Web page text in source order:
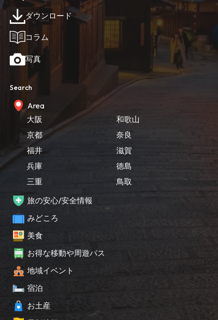
ダウンロード
コラム
写真
Search
Area
大阪
京都
福井
兵庫
三重
和歌山
奈良
滋賀
徳島
鳥取
旅の安心/安全情報
みどころ
美食
お得な移動や周遊パス
地域イベント
宿泊
お土産